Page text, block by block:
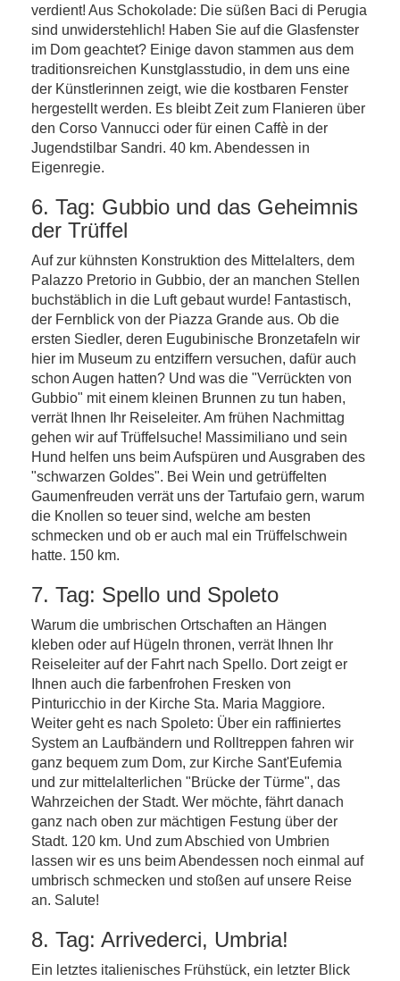
verdient! Aus Schokolade: Die süßen Baci di Perugia
sind unwiderstehlich! Haben Sie auf die Glasfenster
im Dom geachtet? Einige davon stammen aus dem
traditionsreichen Kunstglasstudio, in dem uns eine
der Künstlerinnen zeigt, wie die kostbaren Fenster
hergestellt werden. Es bleibt Zeit zum Flanieren über
den Corso Vannucci oder für einen Caffè in der
Jugendstilbar Sandri. 40 km. Abendessen in
Eigenregie.
6. Tag: Gubbio und das Geheimnis
der Trüffel
Auf zur kühnsten Konstruktion des Mittelalters, dem
Palazzo Pretorio in Gubbio, der an manchen Stellen
buchstäblich in die Luft gebaut wurde! Fantastisch,
der Fernblick von der Piazza Grande aus. Ob die
ersten Siedler, deren Eugubinische Bronzetafeln wir
hier im Museum zu entziffern versuchen, dafür auch
schon Augen hatten? Und was die "Verrückten von
Gubbio" mit einem kleinen Brunnen zu tun haben,
verrät Ihnen Ihr Reiseleiter. Am frühen Nachmittag
gehen wir auf Trüffelsuche! Massimiliano und sein
Hund helfen uns beim Aufspüren und Ausgraben des
"schwarzen Goldes". Bei Wein und getrüffelten
Gaumenfreuden verrät uns der Tartufaio gern, warum
die Knollen so teuer sind, welche am besten
schmecken und ob er auch mal ein Trüffelschwein
hatte. 150 km.
7. Tag: Spello und Spoleto
Warum die umbrischen Ortschaften an Hängen
kleben oder auf Hügeln thronen, verrät Ihnen Ihr
Reiseleiter auf der Fahrt nach Spello. Dort zeigt er
Ihnen auch die farbenfrohen Fresken von
Pinturicchio in der Kirche Sta. Maria Maggiore.
Weiter geht es nach Spoleto: Über ein raffiniertes
System an Laufbändern und Rolltreppen fahren wir
ganz bequem zum Dom, zur Kirche Sant'Eufemia
und zur mittelalterlichen "Brücke der Türme", das
Wahrzeichen der Stadt. Wer möchte, fährt danach
ganz nach oben zur mächtigen Festung über der
Stadt. 120 km. Und zum Abschied von Umbrien
lassen wir es uns beim Abendessen noch einmal auf
umbrisch schmecken und stoßen auf unsere Reise
an. Salute!
8. Tag: Arrivederci, Umbria!
Ein letztes italienisches Frühstück, ein letzter Blick